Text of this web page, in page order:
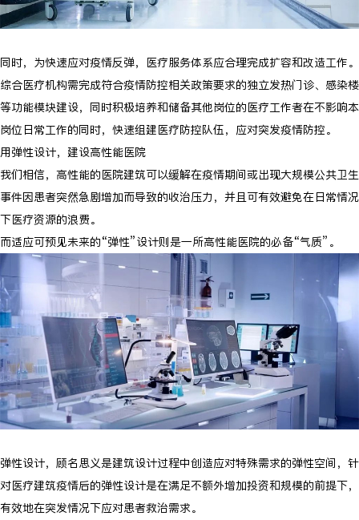
同时，为快速应对疫情反弹，医疗服务体系应合理完成扩容和改造工作。
综合医疗机构需完成符合疫情防控相关政策要求的独立发热门诊、感染楼
等功能模块建设，同时积极培养和储备其他岗位的医疗工作者在不影响本
岗位日常工作的同时，快速组建医疗防控队伍，应对突发疫情防控。
用弹性设计，建设高性能医院
我们相信，高性能的医院建筑可以缓解在疫情期间或出现大规模公共卫生
事件因患者突然急剧增加而导致的收治压力，并且可有效避免在日常情况
下医疗资源的浪费。
而适应可预见未来的“弹性”设计则是一所高性能医院的必备“气质”。
弹性设计，顾名思义是建筑设计过程中创造应对特殊需求的弹性空间，针
对医疗建筑疫情后的弹性设计是在满足不额外增加投资和规模的前提下，
有效地在突发情况下应对患者救治需求。